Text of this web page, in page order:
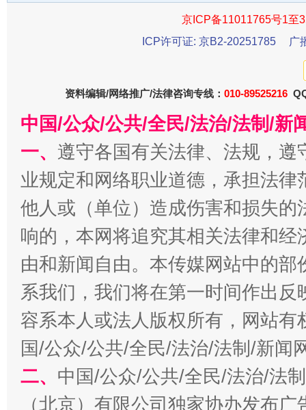
东山县通报“牛蛙产品抗生素超标问题” 法
千年窑火 生生不息 一
揭开“小金库”的免责幌子
京ICP备11011765号1至
ICP许可证: 京B2-20251785
广
资料编辑/网络推广/法律咨询专线： 010-89525216
中国/公众/公共/全民/法治/法制/新
一、 遵守各国有关法律、法规，
业规定和网络职业道德，承担法
他人或（单位）造成伤害和损失
响的，本网将追究其相关法律和
由和新闻自由。本传媒网站中的
系我们，我们将在第一时间作出
容系本人或法人版权所有，网站
国/公众/公共/全民/法治/法制/新闻
二、 中国/公众/公共/全民/法治/法
（北京）有限公司独家协办发布